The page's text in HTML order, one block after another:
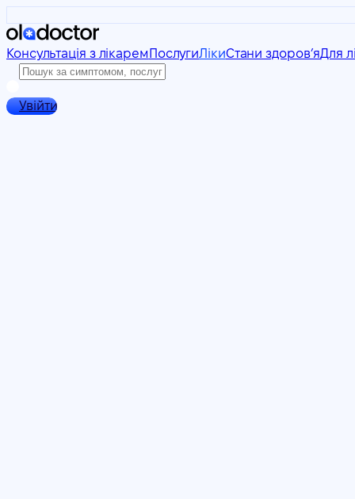
Консультація з лікарем ПослугиЛікиСтани здоровʼяДля
Увійти